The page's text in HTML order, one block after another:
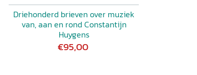
Driehonderd brieven over muziek
van, aan en rond Constantijn
Huygens
€95,00